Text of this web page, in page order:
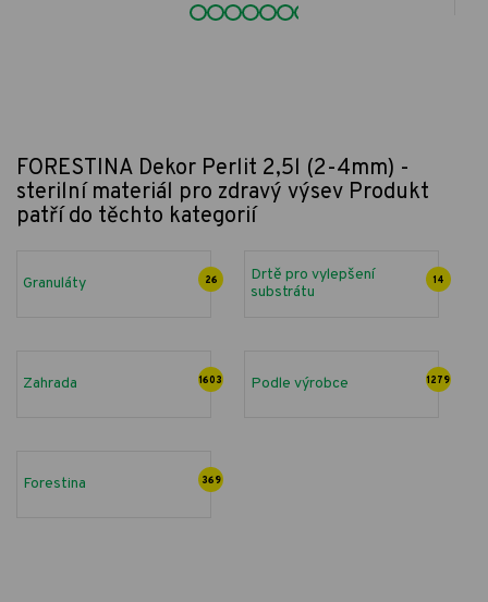
FORESTINA Dekor Perlit 2,5l (2-4mm) -
sterilní materiál pro zdravý výsev Produkt
patří do těchto kategorií
Granuláty 26
Drtě pro vylepšení
substrátu
14
Zahrada 1603 Podle výrobce 1279
Forestina 369